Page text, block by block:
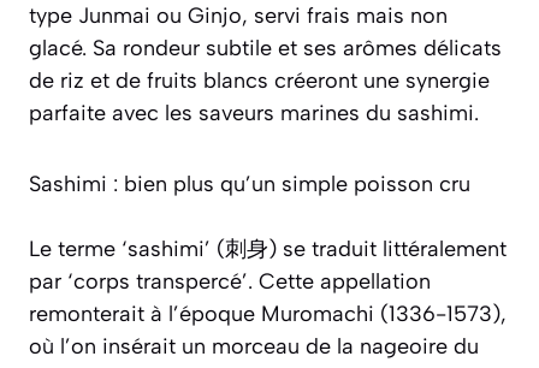
type Junmai ou Ginjo, servi frais mais non
glacé. Sa rondeur subtile et ses arômes délicats
de riz et de fruits blancs créeront une synergie
parfaite avec les saveurs marines du sashimi.
Sashimi : bien plus qu’un simple poisson cru
Le terme ‘sashimi’ (刺身) se traduit littéralement
par ‘corps transpercé’. Cette appellation
remonterait à l’époque Muromachi (1336-1573),
où l’on insérait un morceau de la nageoire du